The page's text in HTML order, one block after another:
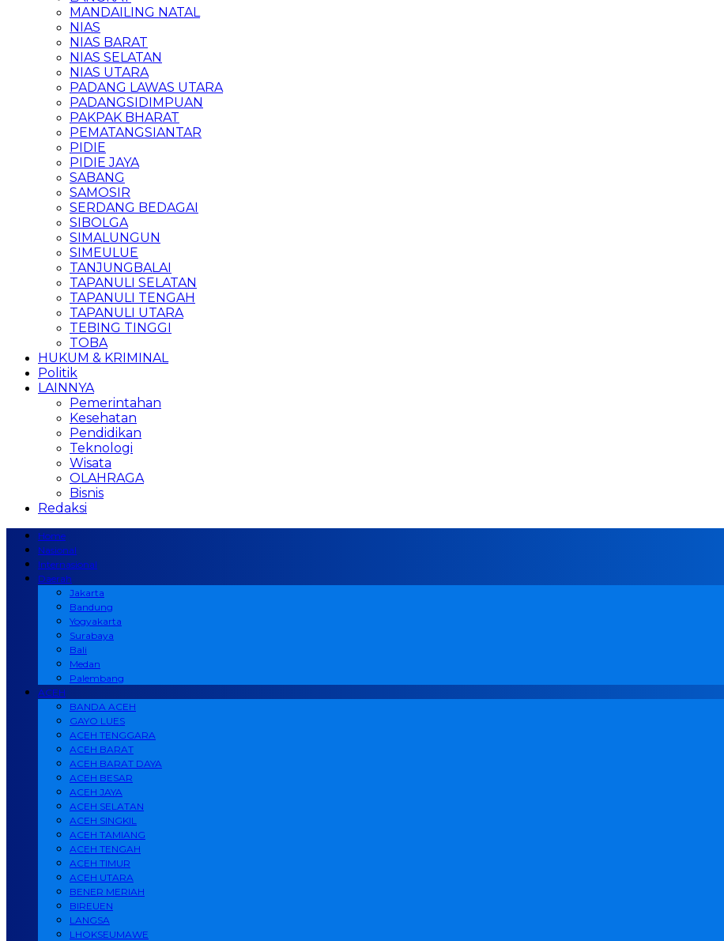
MANDAILING NATAL
NIAS
NIAS BARAT
NIAS SELATAN
NIAS UTARA
PADANG LAWAS UTARA
PADANGSIDIMPUAN
PAKPAK BHARAT
PEMATANGSIANTAR
PIDIE
PIDIE JAYA
SABANG
SAMOSIR
SERDANG BEDAGAI
SIBOLGA
SIMALUNGUN
SIMEULUE
TANJUNGBALAI
TAPANULI SELATAN
TAPANULI TENGAH
TAPANULI UTARA
TEBING TINGGI
TOBA
HUKUM & KRIMINAL
Politik
LAINNYA
Pemerintahan
Kesehatan
Pendidikan
Teknologi
Wisata
OLAHRAGA
Bisnis
Redaksi
Home
Nasional
Internasional
Daerah
Jakarta
Bandung
Yogyakarta
Surabaya
Bali
Medan
Palembang
ACEH
BANDA ACEH
GAYO LUES
ACEH TENGGARA
ACEH BARAT
ACEH BARAT DAYA
ACEH BESAR
ACEH JAYA
ACEH SELATAN
ACEH SINGKIL
ACEH TAMIANG
ACEH TENGAH
ACEH TIMUR
ACEH UTARA
BENER MERIAH
BIREUEN
LANGSA
LHOKSEUMAWE